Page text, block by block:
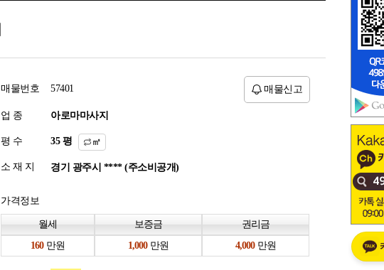
매물번호 57401 매물신고
업 종 아로마마사지
평 수 평 ㎡
소 재 지 경기 광주시 **** (주소비공개)
가격정보
월세 보증금
권리금
만원
만원 만원